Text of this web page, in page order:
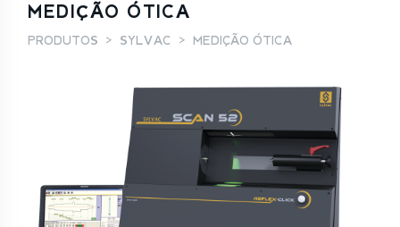
MEDIÇÃO ÓTICA
PRODUTOS SYLVAC MEDIÇÃO ÓTICA